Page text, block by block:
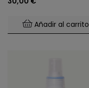
Añadir al carrito